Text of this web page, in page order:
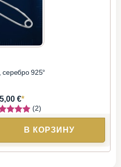
серебро 925°
€*
(2)
В КОРЗИНУ